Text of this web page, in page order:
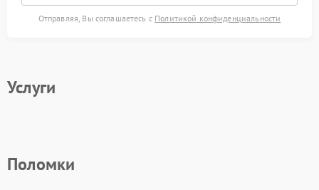
Отправляя, Вы соглашаетесь с Политикой конфиденциальности
Услуги
Поломки